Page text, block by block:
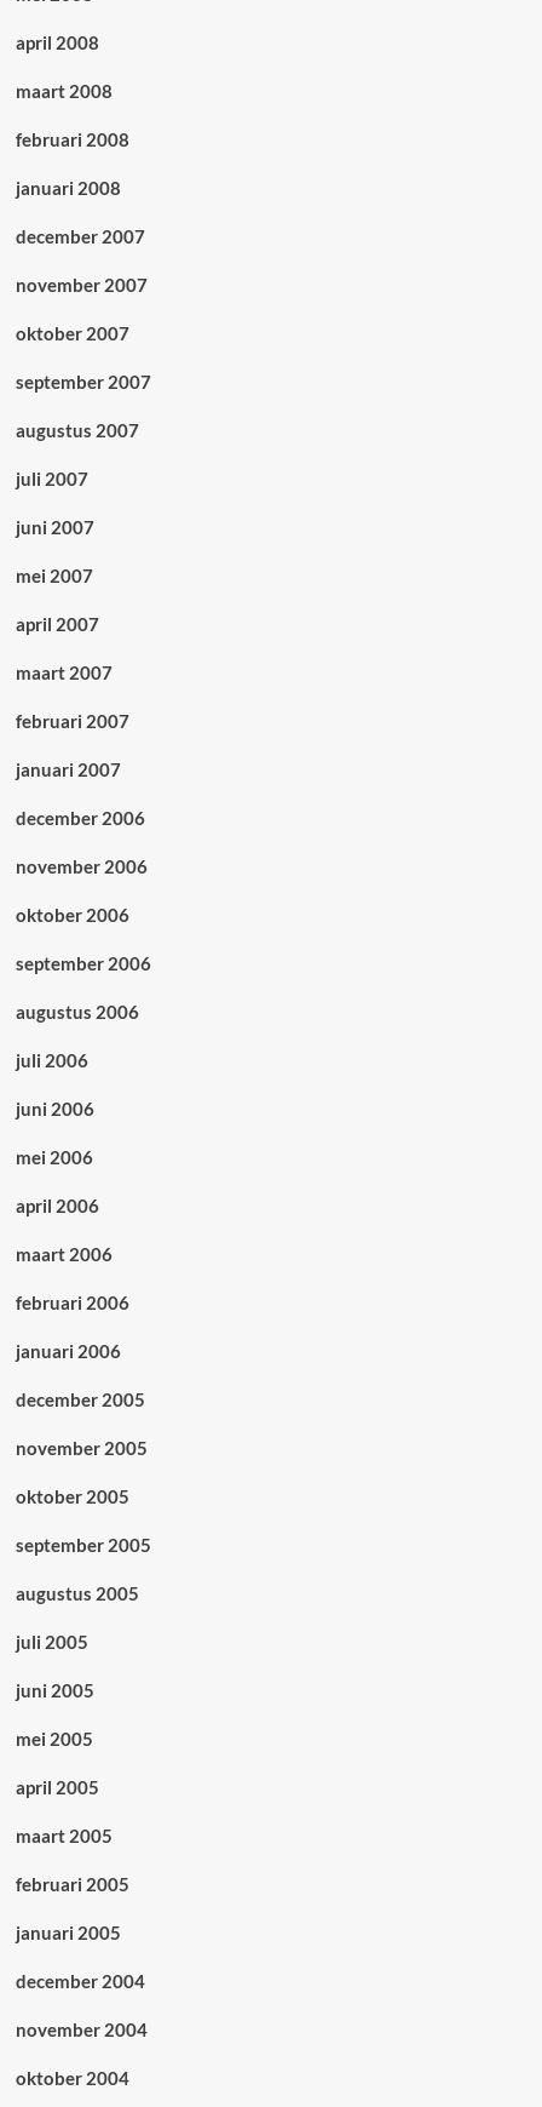
april 2008
maart 2008
februari 2008
januari 2008
december 2007
november 2007
oktober 2007
september 2007
augustus 2007
juli 2007
juni 2007
mei 2007
april 2007
maart 2007
februari 2007
januari 2007
december 2006
november 2006
oktober 2006
september 2006
augustus 2006
juli 2006
juni 2006
mei 2006
april 2006
maart 2006
februari 2006
januari 2006
december 2005
november 2005
oktober 2005
september 2005
augustus 2005
juli 2005
juni 2005
mei 2005
april 2005
maart 2005
februari 2005
januari 2005
december 2004
november 2004
oktober 2004